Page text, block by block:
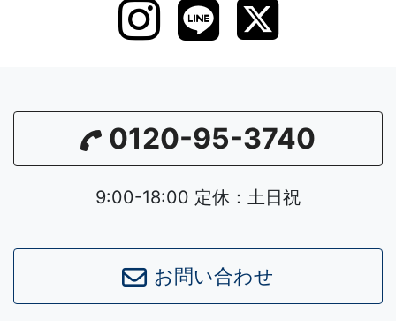
0120-95-3740
9:00-18:00 定休：土日祝
お問い合わせ